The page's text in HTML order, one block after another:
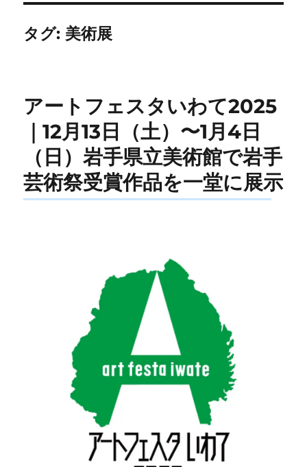
タグ: 美術展
アートフェスタいわて2025
｜12月13日（土）〜1月4日
（日）岩手県立美術館で岩手
芸術祭受賞作品を一堂に展示